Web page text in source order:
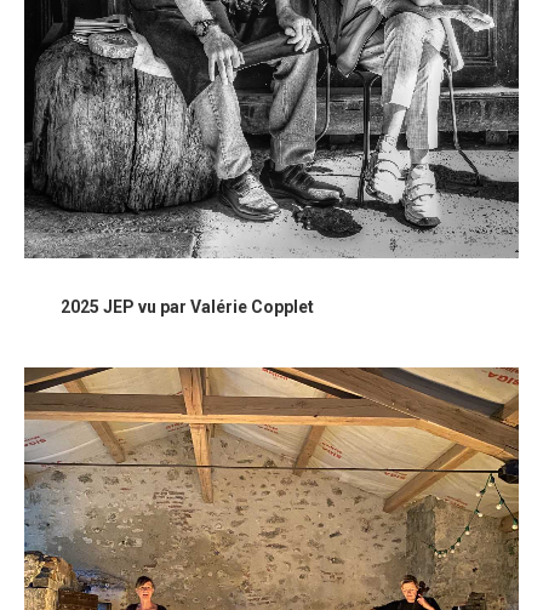
2025 JEP vu par Valérie Copplet